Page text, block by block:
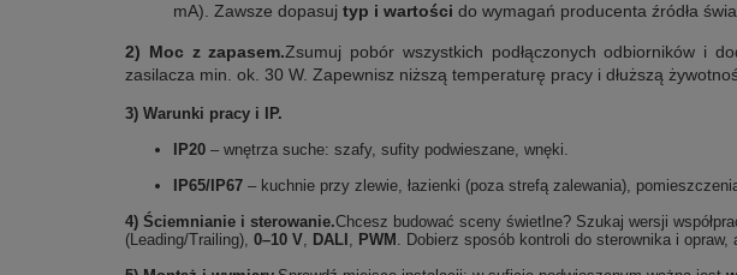
mA). Zawsze dopasuj typ i wartości do wymagań producenta źródła
2) Moc z zapasem.Zsumuj pobór wszystkich podłączonych odbiorników i
zasilacza min. ok. 30 W. Zapewnisz niższą temperaturę pracy i dłuższą
3) Warunki pracy i IP.
IP20 – wnętrza suche: szafy, sufity podwieszane, wnęki.
IP65/IP67 – kuchnie przy zlewie, łazienki (poza strefą zalewania),
4) Ściemnianie i sterowanie.Chcesz budować sceny świetlne? Szukaj wersji
(Leading/Trailing), 0–10 V, DALI , PWM . Dobierz sposób kontroli do sterownika i opraw,